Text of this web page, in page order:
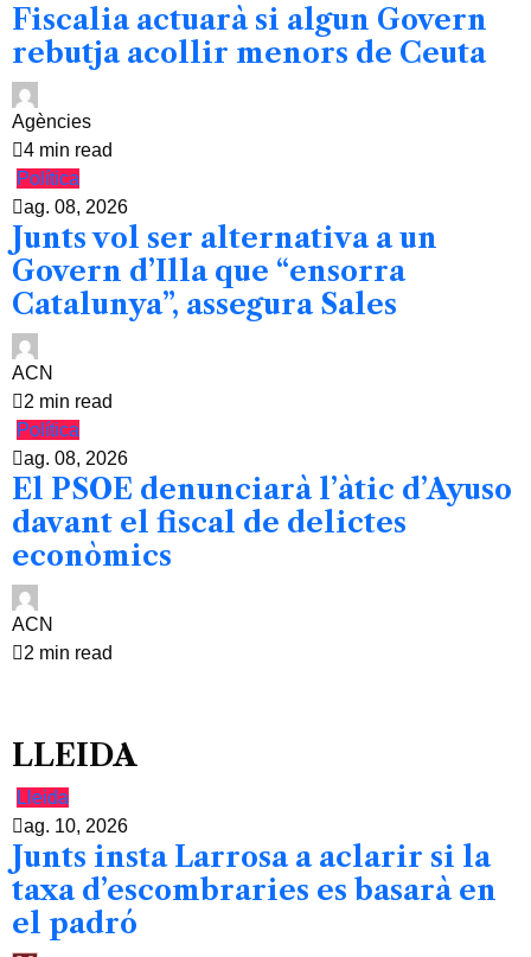
Fiscalia actuarà si algun Govern
rebutja acollir menors de Ceuta
Agències
4 min read
Política
ag. 08, 2026
Junts vol ser alternativa a un
Govern d’Illa que “ensorra
Catalunya”, assegura Sales
ACN
2 min read
Política
ag. 08, 2026
El PSOE denunciarà l’àtic d’Ayuso
davant el fiscal de delictes
econòmics
ACN
2 min read
LLEIDA
Lleida
ag. 10, 2026
Junts insta Larrosa a aclarir si la
taxa d’escombraries es basarà en
el padró